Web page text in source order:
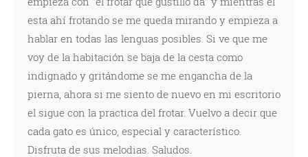
esta ahí frotando se me queda mirando y empieza a
hablar en todas las lenguas posibles. Si ve que me
voy de la habitación se baja de la cesta como
indignado y gritándome se me engancha de la
pierna, ahora si me siento de nuevo en mi escritorio
el sigue con la practica del frotar. Vuelvo a decir que
cada gato es único, especial y característico.
Disfruta de sus melodias. Saludos.